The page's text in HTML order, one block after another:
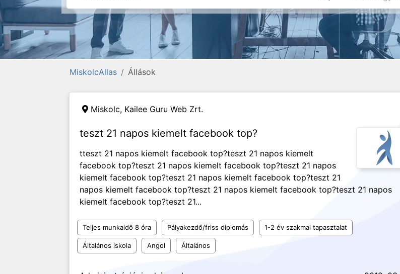
MiskolcAllas Állások
Miskolc, Kailee Guru Web Zrt.
teszt 21 napos kiemelt facebook top?
tteszt 21 napos kiemelt facebook top?teszt 21 napos kiemelt
facebook top?teszt 21 napos kiemelt facebook top?teszt 21 napos
kiemelt facebook top?teszt 21 napos kiemelt facebook top?teszt 21
napos kiemelt facebook top?teszt 21 napos kiemelt facebook top?teszt 21 napos
kiemelt facebook top?teszt 21...
Teljes munkaidő 8 óra Pályakezdő/friss diplomás 1-2 év szakmai tapasztalat
Általános iskola Angol Általános